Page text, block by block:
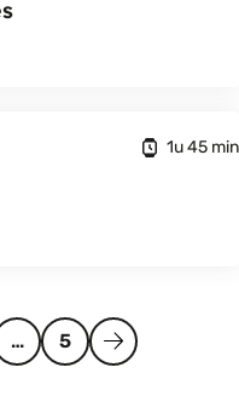
1u 45 min
… Pagina
5 Volgende